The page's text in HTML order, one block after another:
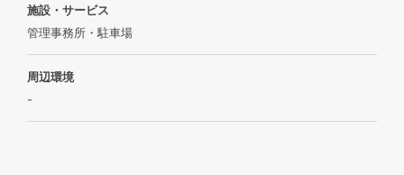
施設・サービス
管理事務所・駐車場
周辺環境
-